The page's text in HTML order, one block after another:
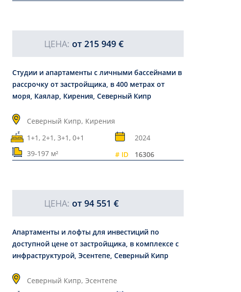
ЦЕНА: от 215 949 €
Студии и апартаменты с личными бассейнами в
рассрочку от застройщика, в 400 метрах от
моря, Каялар, Кирения, Северный Кипр
Северный Кипр, Кирения
1+1, 2+1, 3+1, 0+1
2024
39-197 м²
# ID 16306
ЦЕНА: от 94 551 €
Апартаменты и лофты для инвестиций по
доступной цене от застройщика, в комплексе с
инфраструктурой, Эсентепе, Северный Кипр
Северный Кипр, Эсентепе